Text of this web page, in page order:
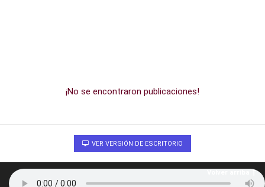
¡No se encontraron publicaciones!
VER VERSIÓN DE ESCRITORIO